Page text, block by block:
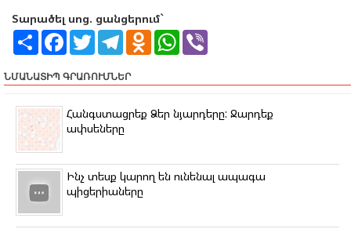
Տարածել սոց. ցանցերում`
S
r
e
F
e
b
o
k
T
w
t
t
r
T
e
g
a
m
O
k
a
i
k
i
W
s
p
p
r
ՆՄԱՆԱՏԻՊ ԳՐԱՌՈՒՄՆԵՐ
Հանգստացրեք Ձեր նյարդերը: Ջարդեք
ափսեները
Ինչ տեսք կարող են ունենալ ապագա
պիցերիաները